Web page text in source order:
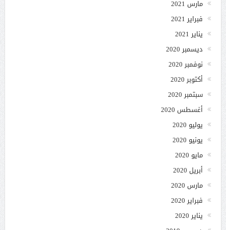
مارس 2021
فبراير 2021
يناير 2021
ديسمبر 2020
نوفمبر 2020
أكتوبر 2020
سبتمبر 2020
أغسطس 2020
يوليو 2020
يونيو 2020
مايو 2020
أبريل 2020
مارس 2020
فبراير 2020
يناير 2020